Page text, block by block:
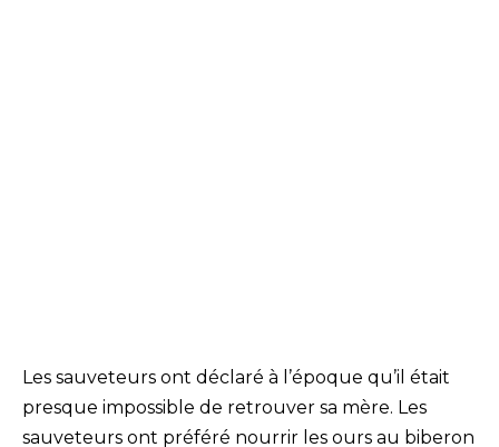
Les sauveteurs ont déclaré à l’époque qu’il était
presque impossible de retrouver sa mère. Les
sauveteurs ont préféré nourrir les ours au biberon